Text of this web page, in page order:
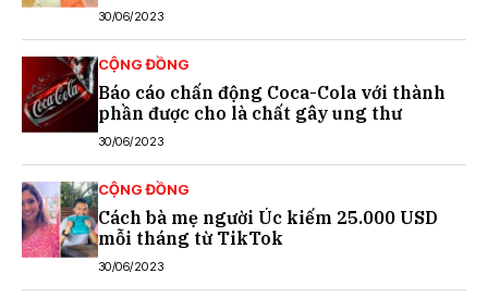
30/06/2023
CỘNG ĐỒNG
Báo cáo chấn động Coca-Cola với thành
phần được cho là chất gây ung thư
30/06/2023
CỘNG ĐỒNG
Cách bà mẹ người Úc kiếm 25.000 USD
mỗi tháng từ TikTok
30/06/2023